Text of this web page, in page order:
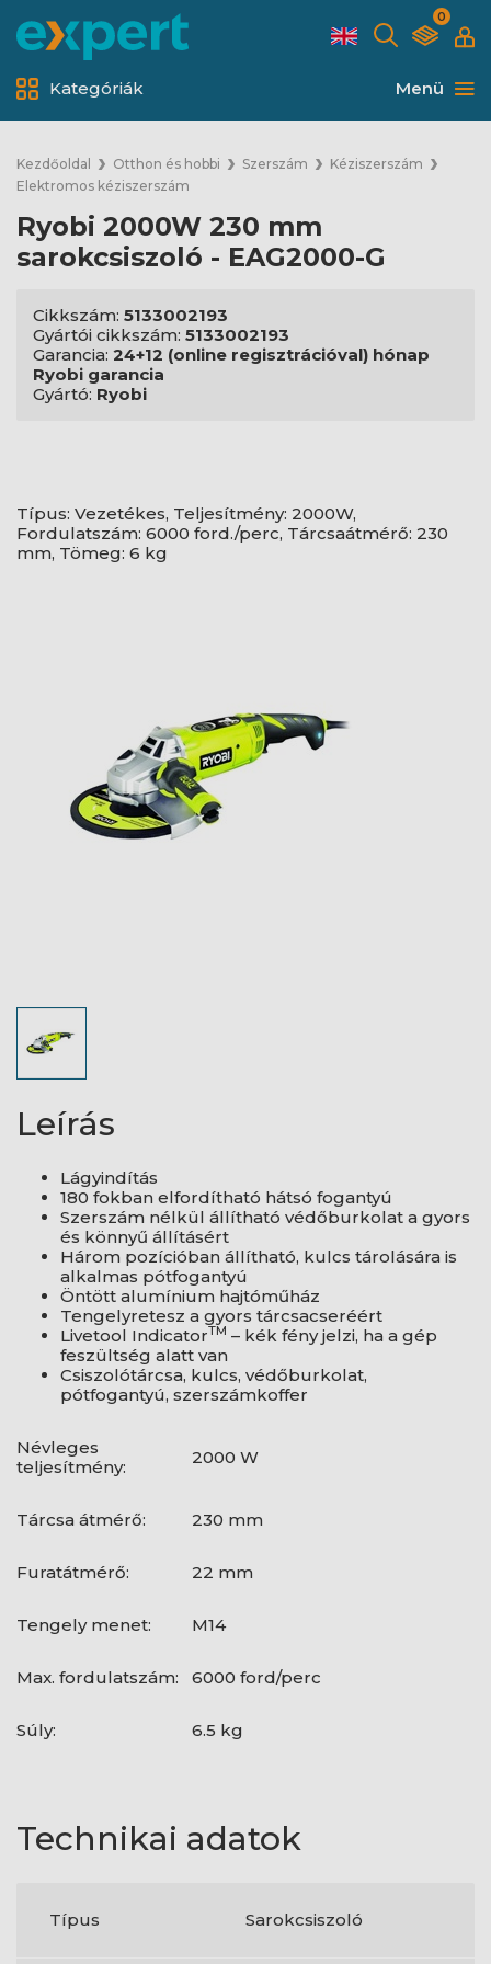
0
Menü
Kategóriák
Kezdőoldal Otthon és hobbi Szerszám
Kéziszerszám
Elektromos kéziszerszám
Ryobi 2000W 230 mm
sarokcsiszoló - EAG2000-G
Cikkszám: 5133002193
Gyártói cikkszám: 5133002193
Garancia: 24+12 (online regisztrációval) hónap
Ryobi garancia
Gyártó: Ryobi
Típus: Vezetékes, Teljesítmény: 2000W,
Fordulatszám: 6000 ford./perc, Tárcsaátmérő: 230
mm, Tömeg: 6 kg
Leírás
Lágyindítás
180 fokban elfordítható hátsó fogantyú
Szerszám nélkül állítható védőburkolat a gyors
és könnyű állításért
Három pozícióban állítható, kulcs tárolására is
alkalmas pótfogantyú
Öntött alumínium hajtóműház
Tengelyretesz a gyors tárcsacseréért
Livetool IndicatorTM – kék fény jelzi, ha a gép
feszültség alatt van
Csiszolótárcsa, kulcs, védőburkolat,
pótfogantyú, szerszámkoffer
Névleges
teljesítmény:
2000 W
Tárcsa átmérő: 230 mm
Furatátmérő: 22 mm
Tengely menet: M14
Max. fordulatszám: 6000 ford/perc
Súly: 6.5 kg
Technikai adatok
Típus Sarokcsiszoló